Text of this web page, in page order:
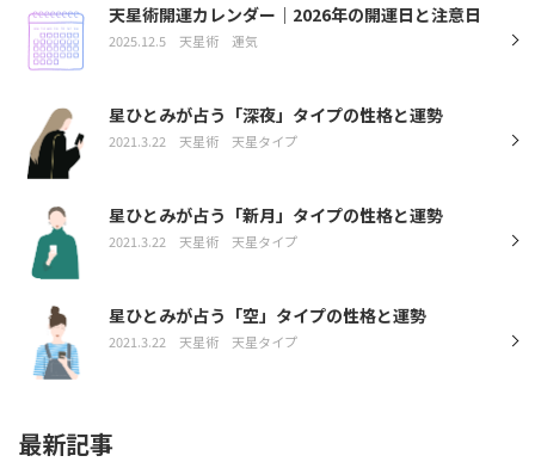
天星術開運カレンダー｜2026年の開運日と注意日
2025.12.5 天星術 運気
星ひとみが占う「深夜」タイプの性格と運勢
2021.3.22 天星術 天星タイプ
星ひとみが占う「新月」タイプの性格と運勢
2021.3.22 天星術 天星タイプ
星ひとみが占う「空」タイプの性格と運勢
2021.3.22 天星術 天星タイプ
最新記事